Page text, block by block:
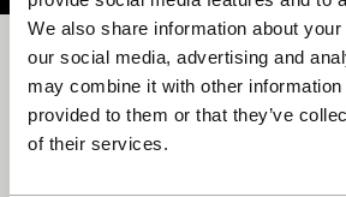
We also share information about
our social media, advertising and
may combine it with other information
provided to them or that they’ve
of their services.
Ponskaart polonaise
Signals: Regained
Ritmisch spel van licht en schaduw
de filmstrook wekt de suggestie dat